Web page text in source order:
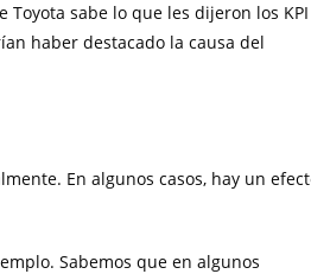
sabe lo que les dijeron los KPI
haber destacado la causa del
En algunos casos, hay un
Sabemos que en algunos